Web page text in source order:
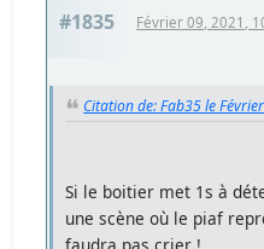
#1835 Février 09, 2021,
Citation de: Fab35 le
Si le boitier met 1s à
une scène où le piaf
faudra pas crier !